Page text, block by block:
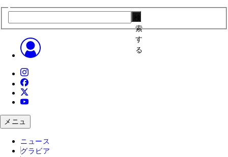
索
す
る
メニュ
ニュース
グラビア